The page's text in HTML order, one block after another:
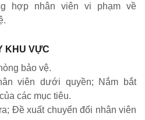
hợp nhân viên vi phạm về
KHU VỰC
bảo vệ.
viên dưới quyền; Nắm bắt
các mục tiêu.
Đề xuất chuyển đổi nhân viên